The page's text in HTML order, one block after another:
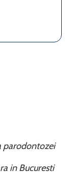
parodontozei
in Bucuresti